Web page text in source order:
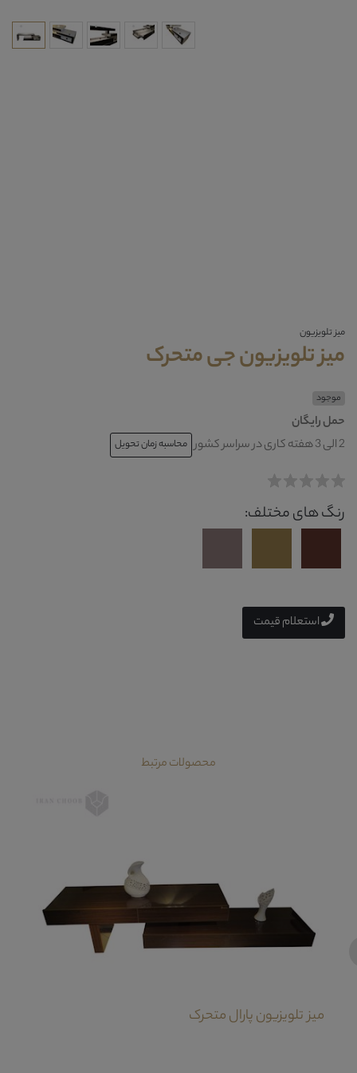
میز تلویزیون
میز تلویزیون جی متحرک
موجود
حمل رایگان
2 الی 3 هفته کاری در سراسر کشور
محاسبه زمان تحویل
رنگ های مختلف:
استعلام قیمت
محصولات مرتبط
میز تلویزیون پارال متحرک